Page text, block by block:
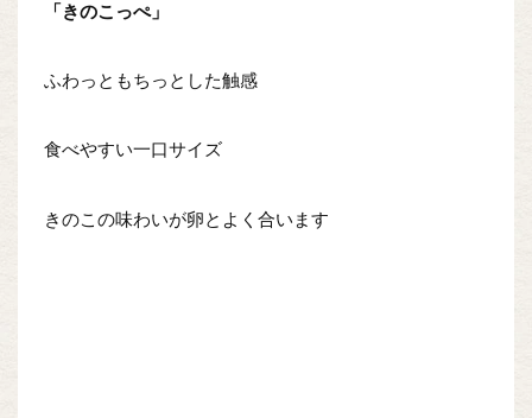
「きのこっぺ」
ふわっともちっとした触感
食べやすい一口サイズ
きのこの味わいが卵とよく合います